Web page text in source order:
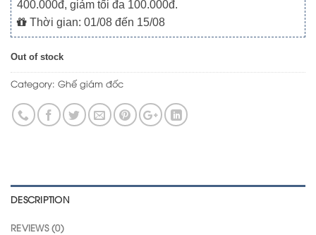
400.000đ, giảm tối đa 100.000đ.
Thời gian: 01/08 đến 15/08
Out of stock
Category: Ghế giám đốc
DESCRIPTION
REVIEWS (0)